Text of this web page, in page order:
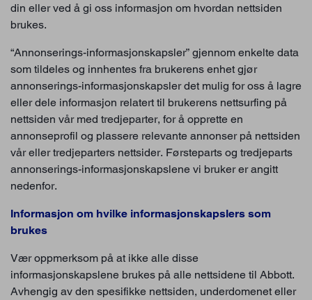
din eller ved å gi oss informasjon om hvordan nettsiden
brukes.
“Annonserings-informasjonskapsler” gjennom enkelte data
som tildeles og innhentes fra brukerens enhet gjør
annonserings-informasjonskapsler det mulig for oss å lagre
eller dele informasjon relatert til brukerens nettsurfing på
nettsiden vår med tredjeparter, for å opprette en
annonseprofil og plassere relevante annonser på nettsiden
vår eller tredjeparters nettsider. Førsteparts og tredjeparts
annonserings-informasjonskapslene vi bruker er angitt
nedenfor.
Informasjon om hvilke informasjonskapslers som
brukes
Vær oppmerksom på at ikke alle disse
informasjonskapslene brukes på alle nettsidene til Abbott.
Avhengig av den spesifikke nettsiden, underdomenet eller